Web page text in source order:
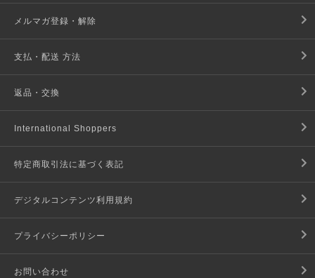
メルマガ登録・解除
支払・配送 方法
返品・交換
International Shoppers
特定商取引法に基づく表記
デジタルコンテンツ利用規約
プライバシーポリシー
お問い合わせ